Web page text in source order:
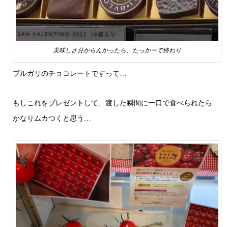
美味しさ分からんかったら、たっかーで終わり
ブルガリのチョコレートですって…
もしこれをプレゼントして、渡した瞬間に一口で食べられたら
かなりムカつくと思う…